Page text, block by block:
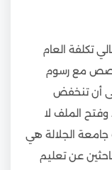
تكلفة العام
مع رسوم
على أن تنخفض
وفتح الملف لا
الجلالة هي
عن تعليم